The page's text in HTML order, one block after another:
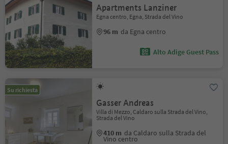
Apartments Lanziner
Egna centro, Egna, Strada del Vino
96 m da Egna centro
Alto Adige Guest Pass
Su richiesta
Gasser Andreas
Villa di Mezzo, Caldaro sulla Strada del Vino,
Strada del Vino
410 m da Caldaro sulla Strada del
Vino centro